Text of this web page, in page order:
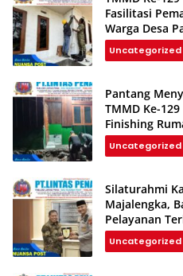
Fasilitasi
Warga Desa
Uncategorized
Pantang
TMMD Ke-
Finishing
Kampung
Uncategorized
Silaturahmi
Majalengka,
Pelayanan
Uncategorized